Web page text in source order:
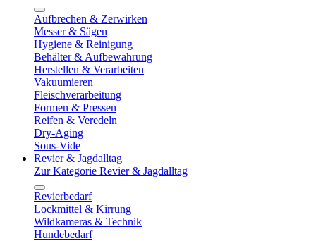
Aufbrechen & Zerwirken
Messer & Sägen
Hygiene & Reinigung
Behälter & Aufbewahrung
Herstellen & Verarbeiten
Vakuumieren
Fleischverarbeitung
Formen & Pressen
Reifen & Veredeln
Dry-Aging
Sous-Vide
Revier & Jagdalltag
Zur Kategorie Revier & Jagdalltag
Revierbedarf
Lockmittel & Kirrung
Wildkameras & Technik
Hundebedarf